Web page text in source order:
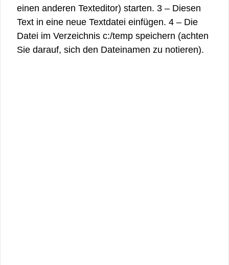
einen anderen Texteditor) starten. 3 – Diesen
Text in eine neue Textdatei einfügen. 4 – Die
Datei im Verzeichnis c:/temp speichern (achten
Sie darauf, sich den Dateinamen zu notieren).